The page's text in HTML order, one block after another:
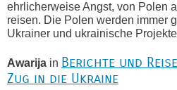
ehrlicherweise Angst, von Polen
reisen. Die Polen werden immer
Ukrainer und ukrainische
Awarija in Berichte und
Zug in die Ukraine